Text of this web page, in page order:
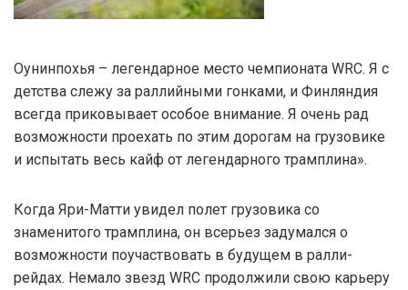
Оунинпохья – легендарное место чемпионата WRC. Я с
детства слежу за раллийными гонками, и Финляндия
всегда приковывает особое внимание. Я очень рад
возможности проехать по этим дорогам на грузовике
и испытать весь кайф от легендарного трамплина».
Когда Яри-Матти увидел полет грузовика со
знаменитого трамплина, он всерьез задумался о
возможности поучаствовать в будущем в ралли-
рейдах. Немало звезд WRC продолжили свою карьеру